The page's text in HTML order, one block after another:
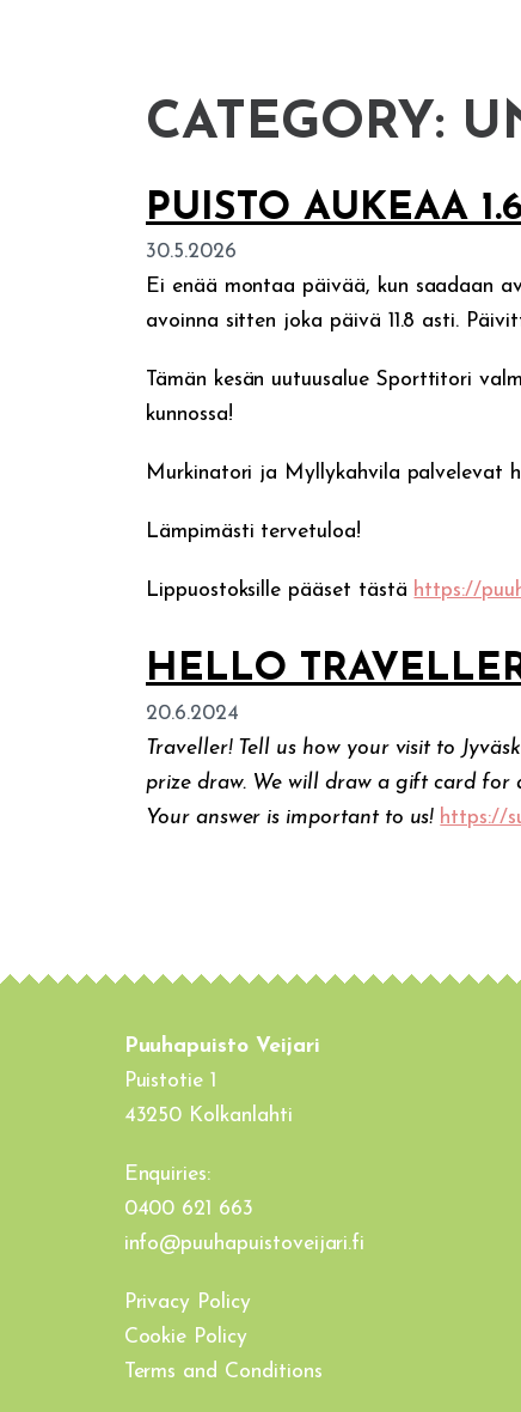
CATEGORY:
PUISTO AUKEAA
30.5.2026
Ei enää montaa päivää, kun saadaan
avoinna sitten joka päivä 11.8 asti.
Tämän kesän uutuusalue Sporttitori
kunnossa!
Murkinatori ja Myllykahvila palvelevat
Lämpimästi tervetuloa!
Lippuostoksille pääset tästä https://
HELLO
20.6.2024
Traveller! Tell us how your visit to
prize draw. We will draw a gift card for
Your answer is important to us! https://
Puuhapuisto Veijari
Puistotie 1
43250 Kolkanlahti
Enquiries:
0400 621 663
info@puuhapuistoveijari.fi
Privacy Policy
Cookie Policy
Terms and Conditions